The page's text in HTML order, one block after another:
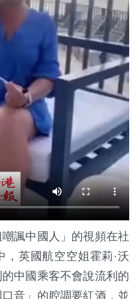
諷中國人」的視頻在社
英國航空空姐霍莉·沃
中國乘客不會說流利的
音」的腔調要紅酒，並